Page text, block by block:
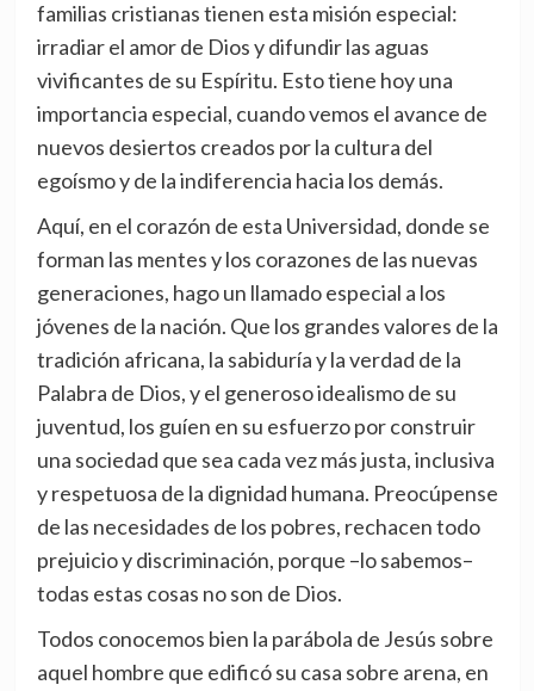
familias cristianas tienen esta misión especial:
irradiar el amor de Dios y difundir las aguas
vivificantes de su Espíritu. Esto tiene hoy una
importancia especial, cuando vemos el avance de
nuevos desiertos creados por la cultura del
egoísmo y de la indiferencia hacia los demás.
Aquí, en el corazón de esta Universidad, donde se
forman las mentes y los corazones de las nuevas
generaciones, hago un llamado especial a los
jóvenes de la nación. Que los grandes valores de la
tradición africana, la sabiduría y la verdad de la
Palabra de Dios, y el generoso idealismo de su
juventud, los guíen en su esfuerzo por construir
una sociedad que sea cada vez más justa, inclusiva
y respetuosa de la dignidad humana. Preocúpense
de las necesidades de los pobres, rechacen todo
prejuicio y discriminación, porque –lo sabemos–
todas estas cosas no son de Dios.
Todos conocemos bien la parábola de Jesús sobre
aquel hombre que edificó su casa sobre arena, en